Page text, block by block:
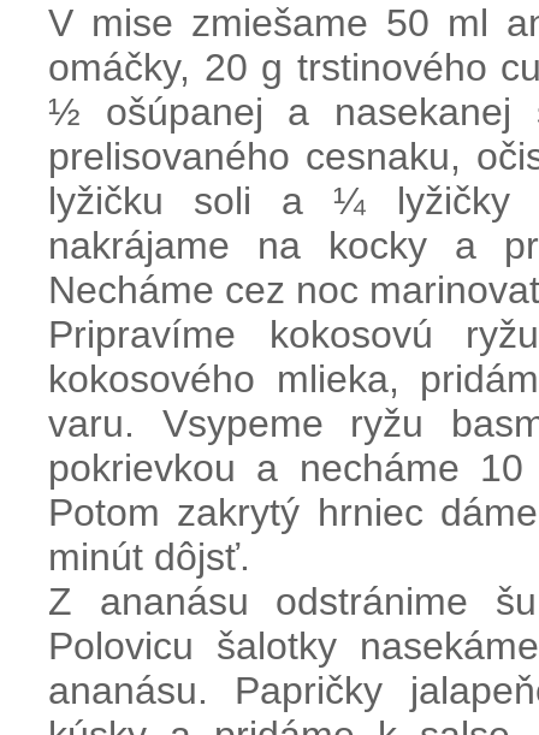
V mise zmiešame 50 ml
omáčky, 20 g trstinového
½ ošúpanej a nasekanej
prelisovaného cesnaku,
lyžičku soli a ¼ lyžičky
nakrájame na kocky a
Necháme cez noc
Pripravíme kokosovú
kokosového mlieka,
varu. Vsypeme ryžu
pokrievkou a necháme
Potom zakrytý hrniec
minút dôjsť.
Z ananásu odstránime
Polovicu šalotky
ananásu. Papričky